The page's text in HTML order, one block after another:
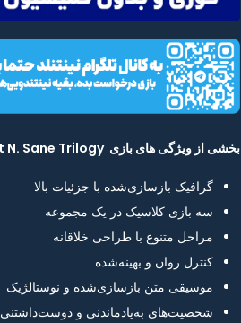
بخشی از ویژگی های بازی Crash Bandicoot N. Sane Trilogy :
گرافیک بازسازی‌شده با جزئیات بالا
سه بازی کلاسیک در یک مجموعه
مراحل متنوع با طراحی خلاقانه
کنترل روان و بهینه‌شده
موسیقی متن بازسازی‌شده و نوستالژیک
شخصیت‌های به‌یادماندنی و دوست‌داشتنی